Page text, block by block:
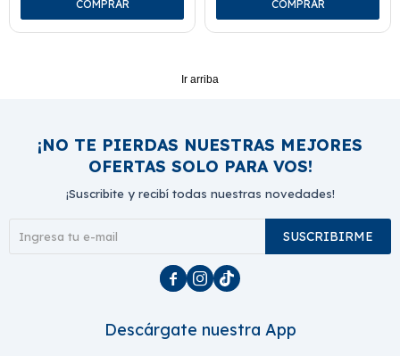
Ir arriba
¡NO TE PIERDAS NUESTRAS MEJORES
OFERTAS SOLO PARA VOS!
¡Suscribite y recibí todas nuestras novedades!
SUSCRIBIRME
  
Descárgate nuestra App